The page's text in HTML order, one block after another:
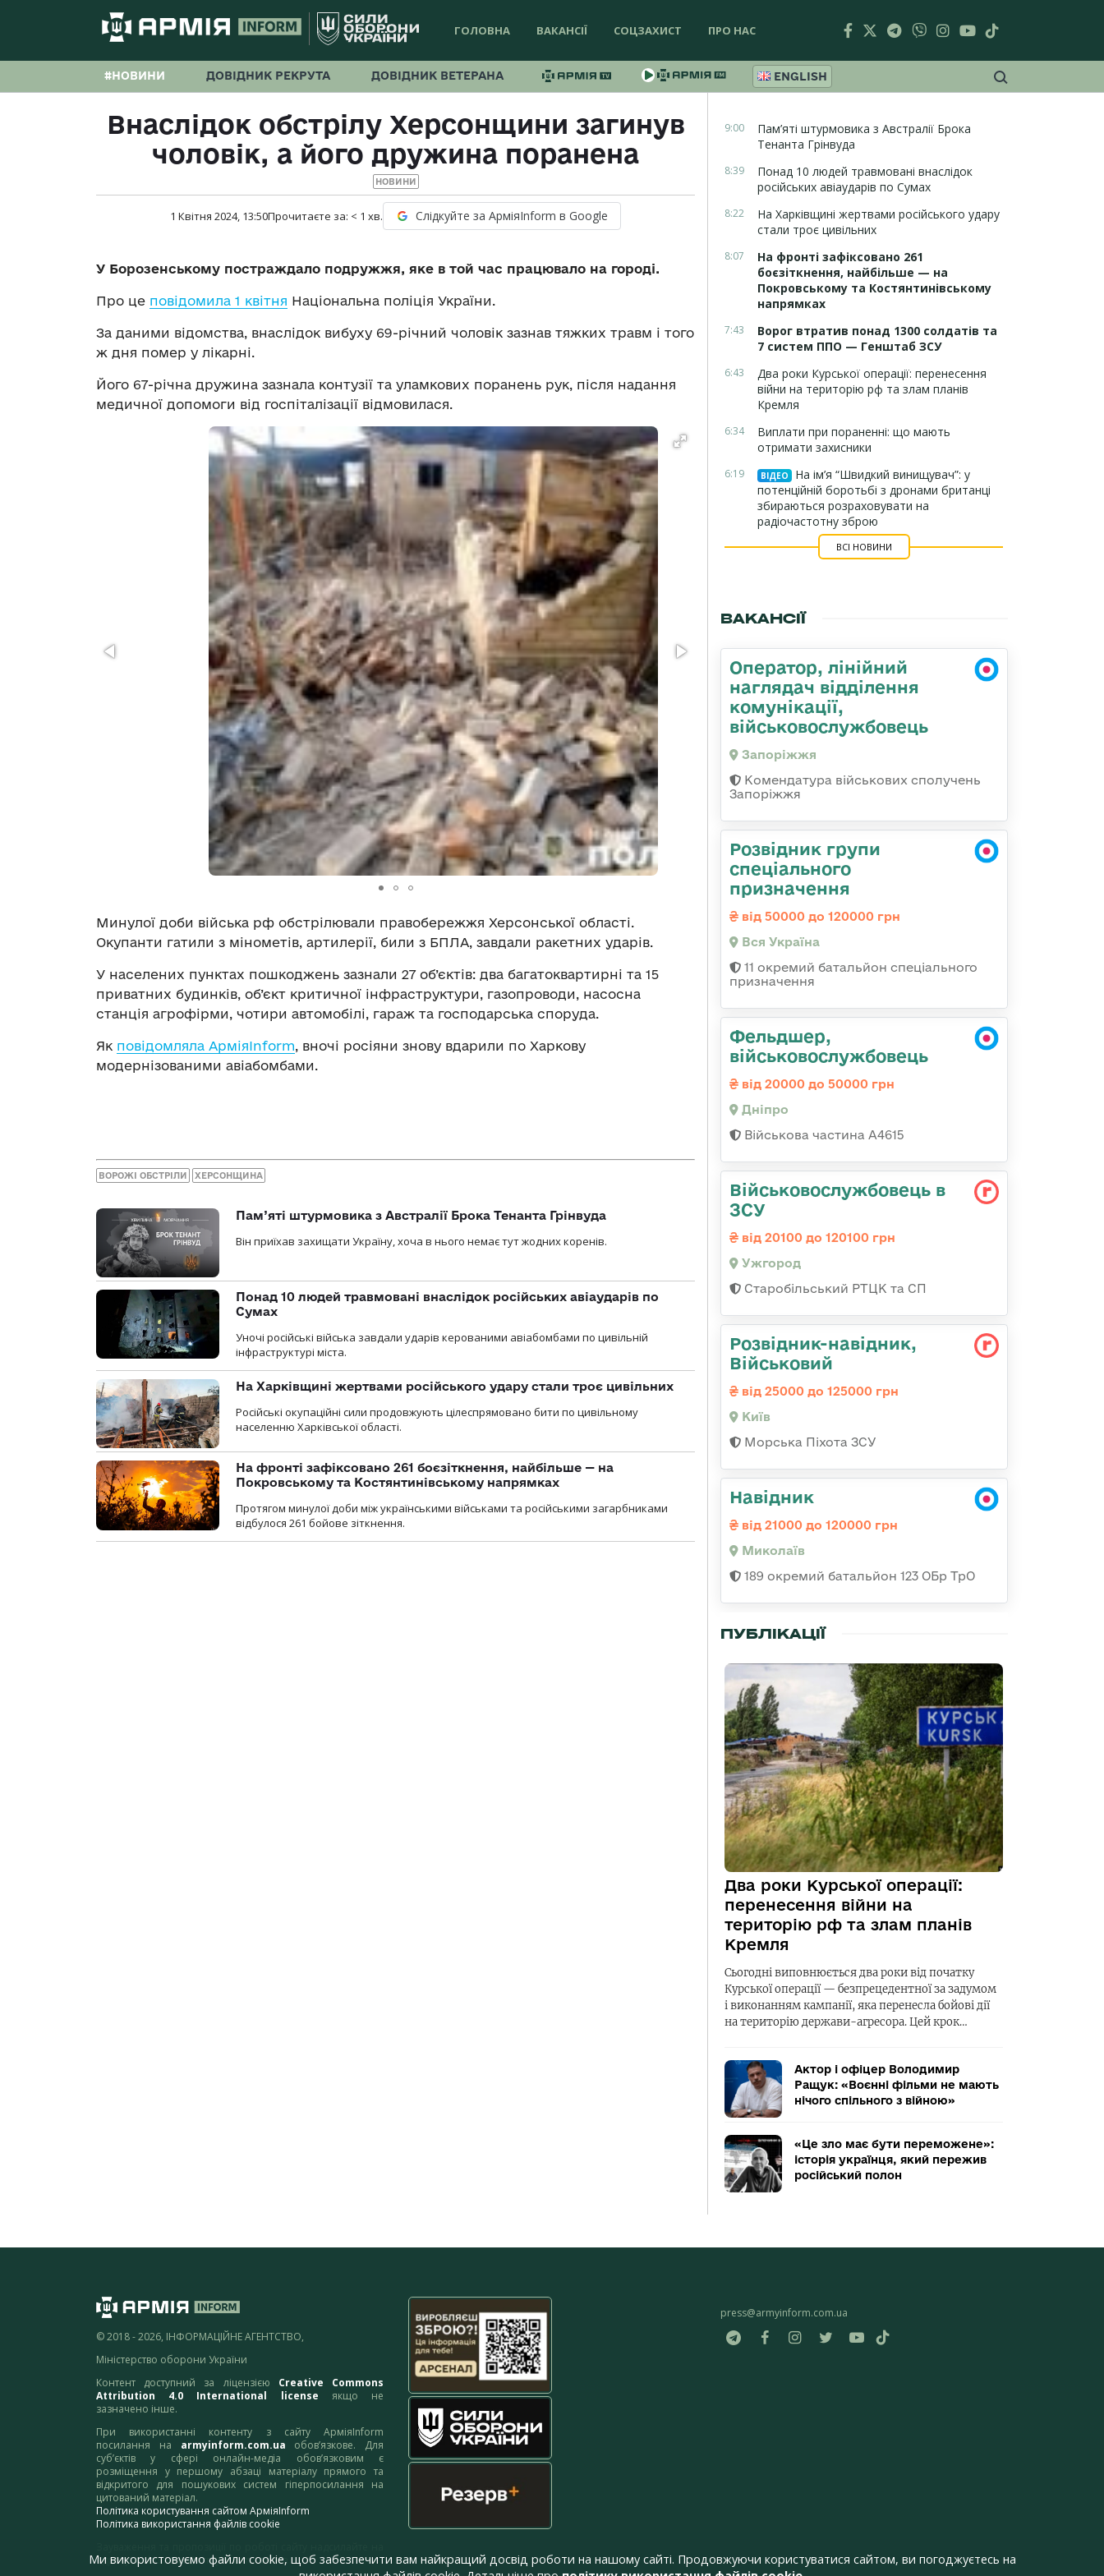
ГОЛОВНА ВАКАНСІЇ СОЦЗАХИСТ ПРО НАС
#НОВИНИ ДОВІДНИК РЕКРУТА ДОВІДНИК ВЕТЕРАНА ENGLISH
Внаслідок обстрілу Херсонщини загинув
чоловік, а його дружина поранена
НОВИНИ
1 Квітня 2024, 13:50Прочитаєте за: < 1 хв. Слідкуйте за АрміяInform в Google
У Борозенському постраждало подружжя, яке в той час працювало на городі.
Про це повідомила 1 квітня Національна поліція України.
За даними відомства, внаслідок вибуху 69-річний чоловік зазнав тяжких травм і того
ж дня помер у лікарні.
Його 67-річна дружина зазнала контузії та уламкових поранень рук, після надання
медичної допомоги від госпіталізації відмовилася.
Минулої доби війська рф обстрілювали правобережжя Херсонської області.
Окупанти гатили з мінометів, артилерії, били з БПЛА, завдали ракетних ударів.
У населених пунктах пошкоджень зазнали 27 об’єктів: два багатоквартирні та 15
приватних будинків, об’єкт критичної інфраструктури, газопроводи, насосна
станція агрофірми, чотири автомобілі, гараж та господарська споруда.
Як повідомляла АрміяInform, вночі росіяни знову вдарили по Харкову
модернізованими авіабомбами.
ВОРОЖІ ОБСТРІЛИ ХЕРСОНЩИНА
Пам’яті штурмовика з Австралії Брока Тенанта Грінвуда
Він приїхав захищати Україну, хоча в нього немає тут жодних коренів.
Понад 10 людей травмовані внаслідок російських авіаударів по
Сумах
Уночі російські війська завдали ударів керованими авіабомбами по цивільній
інфраструктурі міста.
На Харківщині жертвами російського удару стали троє цивільних
Російські окупаційні сили продовжують цілеспрямовано бити по цивільному
населенню Харківської області.
На фронті зафіксовано 261 боєзіткнення, найбільше — на
Покровському та Костянтинівському напрямках
Протягом минулої доби між українськими військами та російськими загарбниками
відбулося 261 бойове зіткнення.
9:00
Пам’яті штурмовика з Австралії Брока
Тенанта Грінвуда
8:39
Понад 10 людей травмовані внаслідок
російських авіаударів по Сумах
8:22
На Харківщині жертвами російського удару
стали троє цивільних
8:07
На фронті зафіксовано 261
боєзіткнення, найбільше — на
Покровському та Костянтинівському
напрямках
7:43
Ворог втратив понад 1300 солдатів та
7 систем ППО — Генштаб ЗСУ
6:43
Два роки Курської операції: перенесення
війни на територію рф та злам планів
Кремля
6:34
Виплати при пораненні: що мають
отримати захисники
6:19 ВІДЕО
На ім’я “Швидкий винищувач”: у
потенційній боротьбі з дронами британці
збираються розраховувати на
радіочастотну зброю
ВСІ НОВИНИ
ВАКАНСІЇ
Оператор, лінійний
наглядач відділення
комунікації,
військовослужбовець
Запоріжжя
Комендатура військових сполучень
Запоріжжя
Розвідник групи
спеціального
призначення
від 50000 до 120000 грн
Вся Україна
11 окремий батальйон спеціального
призначення
Фельдшер,
військовослужбовець
від 20000 до 50000 грн
Дніпро
Військова частина А4615
Військовослужбовець в
ЗСУ
від 20100 до 120100 грн
Ужгород
Старобільський РТЦК та СП
Розвідник-навідник,
Військовий
від 25000 до 125000 грн
Київ
Морська Піхота ЗСУ
Навідник
від 21000 до 120000 грн
Миколаїв
189 окремий батальйон 123 ОБр ТрО
ПУБЛІКАЦІЇ
Два роки Курської операції:
перенесення війни на
територію рф та злам планів
Кремля
Сьогодні виповнюється два роки від початку
Курської операції — безпрецедентної за задумом
і виконанням кампанії, яка перенесла бойові дії
на територію держави-агресора. Цей крок…
Актор і офіцер Володимир
Ращук: «Воєнні фільми не мають
нічого спільного з війною»
«Це зло має бути переможене»:
історія українця, який пережив
російський полон
© 2018 - 2026, ІНФОРМАЦІЙНЕ АГЕНТСТВО,
Міністерство оборони України
Контент доступний за ліцензією Creative Commons
Attribution 4.0 International license якщо не
зазначено інше.
При використанні контенту з сайту АрміяInform
посилання на armyinform.com.ua обов’язкове. Для
суб’єктів у сфері онлайн-медіа обов’язковим є
розміщення у першому абзаці матеріалу прямого та
відкритого для пошукових систем гіперпосилання на
цитований матеріал.
Політика користування сайтом АрміяInform
Політика використання файлів cookie
адресу:webmaster@armyinform.com.ua
press@armyinform.com.ua
Ми використовуємо файли cookie, щоб забезпечити вам найкращий досвід роботи на нашому сайті. Продовжуючи користуватися сайтом, ви погоджуєтесь на